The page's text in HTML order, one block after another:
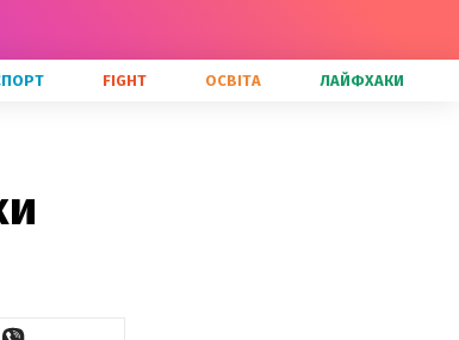
FIGHT ОСВІТА ЛАЙФХАКИ